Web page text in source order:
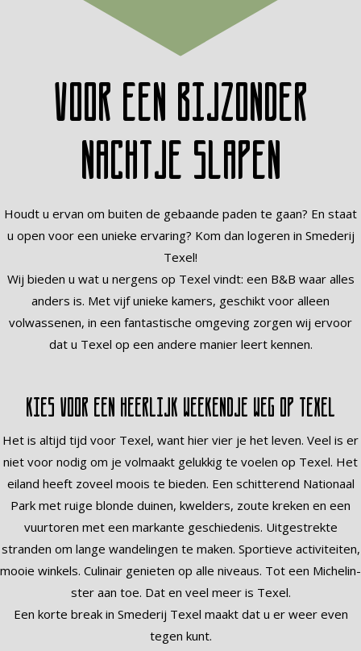
Voor een bijzonder
nachtje slapen
Houdt u ervan om buiten de gebaande paden te gaan? En staat
u open voor een unieke ervaring? Kom dan logeren in Smederij
Texel!
Wij bieden u wat u nergens op Texel vindt: een B&B waar alles
anders is. Met vijf unieke kamers, geschikt voor alleen
volwassenen, in een fantastische omgeving zorgen wij ervoor
dat u Texel op een andere manier leert kennen.
Kies voor een heerlijk weekendje weg op Texel
Het is altijd tijd voor Texel, want hier vier je het leven. Veel is er
niet voor nodig om je volmaakt gelukkig te voelen op Texel. Het
eiland heeft zoveel moois te bieden. Een schitterend Nationaal
Park met ruige blonde duinen, kwelders, zoute kreken en een
vuurtoren met een markante geschiedenis. Uitgestrekte
stranden om lange wandelingen te maken. Sportieve activiteiten,
mooie winkels. Culinair genieten op alle niveaus. Tot een Michelin-
ster aan toe. Dat en veel meer is Texel.
Een korte break in Smederij Texel maakt dat u er weer even
tegen kunt.